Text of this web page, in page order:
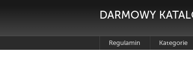
DARMOWY
Regulamin Kategorie